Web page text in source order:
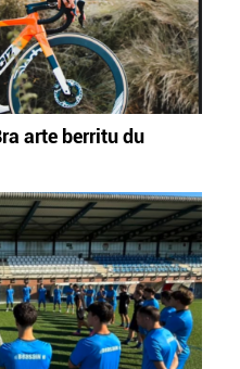
arte berritu du